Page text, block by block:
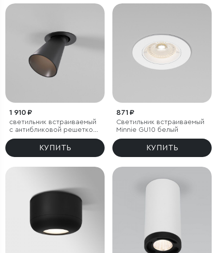
1 910 ₽
светильник встраиваемый
с антибликовой решеткой
Bell 8W 3000K черный
КУПИТЬ
871 ₽
Светильник встраиваемый
Minnie GU10 белый
КУПИТЬ